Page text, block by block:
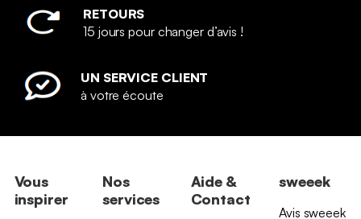
RETOURS
15 jours pour changer d’avis !
UN SERVICE CLIENT
à votre écoute
Vous
inspirer
Nos
services
Aide &
Contact
sweeek
Avis sweeek